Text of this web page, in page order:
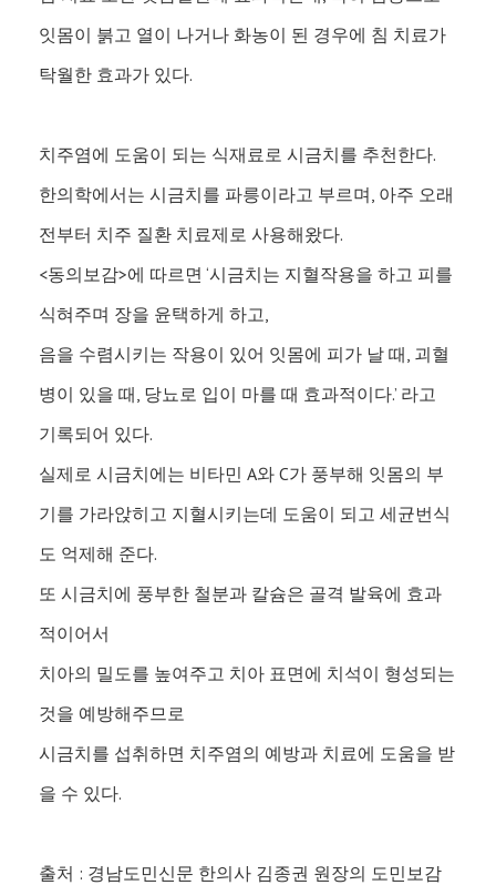
잇몸이 붉고 열이 나거나 화농이 된 경우에 침 치료가
탁월한 효과가 있다.
치주염에 도움이 되는 식재료로 시금치를 추천한다.
한의학에서는 시금치를 파릉이라고 부르며, 아주 오래
전부터 치주 질환 치료제로 사용해왔다.
<동의보감>에 따르면 ‘시금치는 지혈작용을 하고 피를
식혀주며 장을 윤택하게 하고,
음을 수렴시키는 작용이 있어 잇몸에 피가 날 때, 괴혈
병이 있을 때, 당뇨로 입이 마를 때 효과적이다.’ 라고
기록되어 있다.
실제로 시금치에는 비타민 A와 C가 풍부해 잇몸의 부
기를 가라앉히고 지혈시키는데 도움이 되고 세균번식
도 억제해 준다.
또 시금치에 풍부한 철분과 칼슘은 골격 발육에 효과
적이어서
치아의 밀도를 높여주고 치아 표면에 치석이 형성되는
것을 예방해주므로
시금치를 섭취하면 치주염의 예방과 치료에 도움을 받
을 수 있다.
출처 : 경남도민신문 한의사 김종권 원장의 도민보감